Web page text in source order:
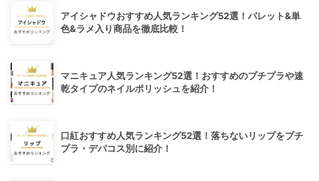
アイシャドウおすすめ人気ランキング52選！パレット&単
色&ラメ入り商品を徹底比較！
マニキュア人気ランキング52選！おすすめのプチプラや速
乾タイプのネイルポリッシュを紹介！
口紅おすすめ人気ランキング52選！落ちないリップをプチ
プラ・デパコス別に紹介！